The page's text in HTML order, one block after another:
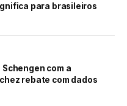
para brasileiros
com a
rebate com dados